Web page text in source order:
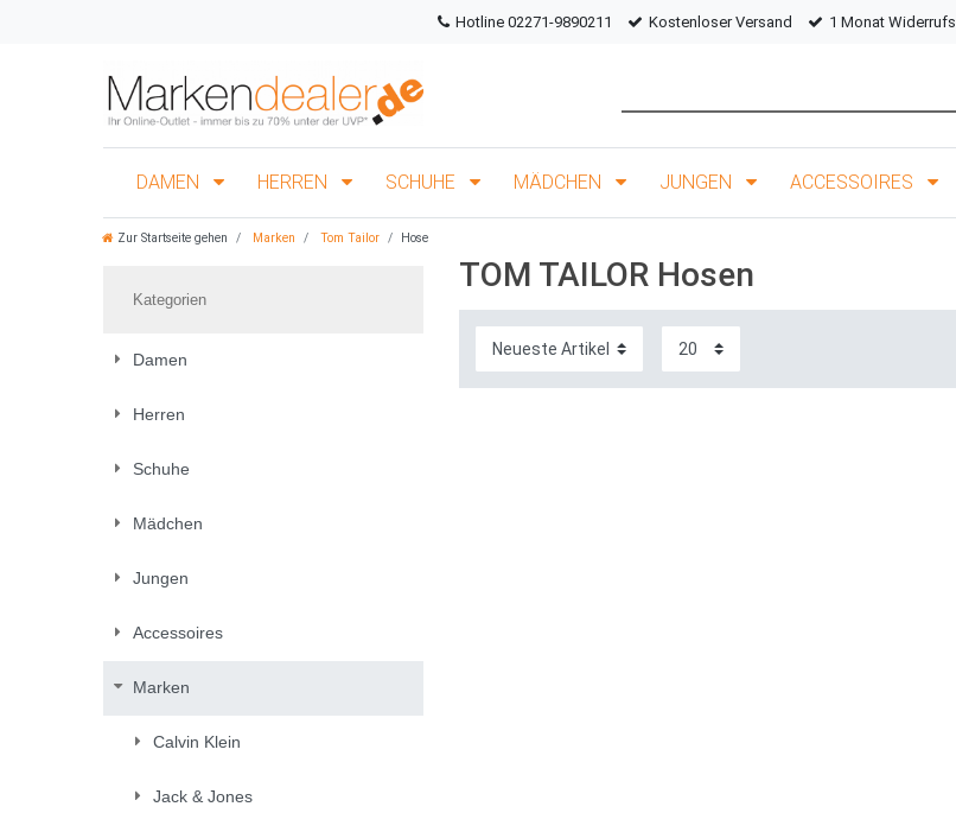
Hotline 02271-9890211 Kostenloser Versand 1 Monat
DAMEN HERREN SCHUHE MÄDCHEN JUNGEN ACCESSOIRES
Zur Startseite gehen Marken Tom Tailor Hose
Kategorien
Damen
Herren
Schuhe
Mädchen
Jungen
Accessoires
Marken
Calvin Klein
Jack & Jones
TOM TAILOR Hosen